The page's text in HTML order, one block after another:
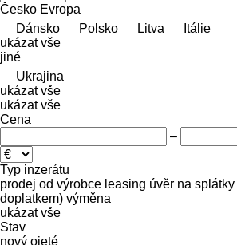
Česko Evropa
Dánsko
Polsko Litva
Itálie
ukázat vše
jiné
Ukrajina
ukázat vše
ukázat vše
Cena
–
Typ inzerátu
prodej od výrobce leasing úvěr na splátky
doplatkem) výměna
ukázat vše
Stav
nový ojeté